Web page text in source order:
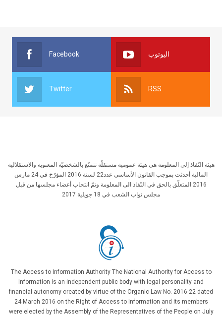
Facebook اليوتوب
Twitter RSS
هيئة النّفاذ إلى المعلومة هي هيئة عمومية مستقلّة تتمتّع بالشخصيّة المعنوية والاستقلالية
المالية أحدثت بموجب القانون الأساسي عدد22 لسنة 2016 المؤرّخ في 24 مارس
2016 المتعلّق بالحق في النّفاذ الى المعلومة وتمّ انتخاب أعضاء مجلسها من قبل
مجلس نواب الشعب في 18 جويلية 2017
The Access to Information Authority The National Authority for Access to
Information is an independent public body with legal personality and
financial autonomy created by virtue of the Organic Law No. 2016-22 dated
24 March 2016 on the Right of Access to Information and its members
were elected by the Assembly of the Representatives of the People on July